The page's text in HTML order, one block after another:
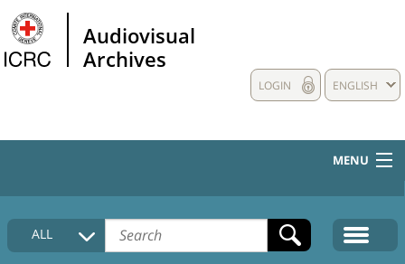
Audiovisual
Archives
ENGLISH
LOGIN
MENU
HOME
COLLECTIONS DESCRIPTION
ALL